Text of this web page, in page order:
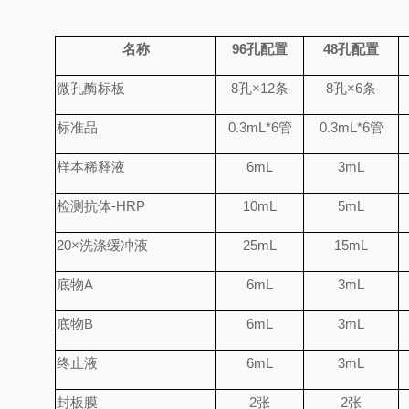
名称 96孔配置 48孔配置
微孔酶标板 8孔×12条 8孔×6条
标准品 0.3mL*6管 0.3mL*6管
样本稀释液 6mL 3mL
检测抗体-HRP 10mL 5mL
20×洗涤缓冲液 25mL 15mL
底物A 6mL 3mL
底物B 6mL 3mL
终止液 6mL 3mL
封板膜 2张 2张